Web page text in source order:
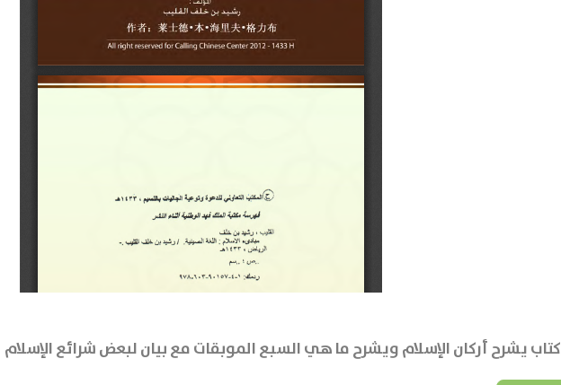
كتاب يشرح أركان الإسلام ويشرح ما هي السبع الموبقات مع بيان لبعض شرائع الإسلام